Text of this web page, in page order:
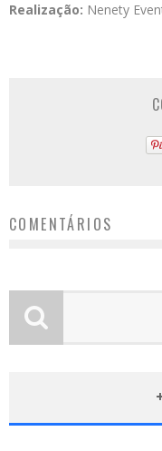
Realização: Nenety
COMENTÁRIOS